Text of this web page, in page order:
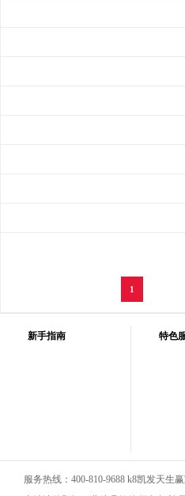
1
新手指南 特色
服务热线：400-810-9688 k8凯发天生